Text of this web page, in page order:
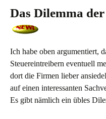
Das Dilemma
Ich habe oben argumentiert,
Steuereintreibern eventuell
dort die Firmen lieber
auf einen interessanten
Es gibt nämlich ein übles